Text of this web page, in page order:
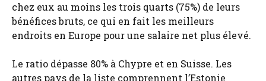
chez eux au moins les trois quarts (75%) de leurs
bénéfices bruts, ce qui en fait les meilleurs
endroits en Europe pour une salaire net plus élevé.
Le ratio dépasse 80% à Chypre et en Suisse. Les
autres pays de la liste comprennent l’Estonie